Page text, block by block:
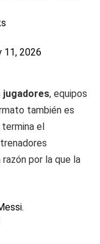
11, 2026
jugadores, equipos
también es
el
por la que la